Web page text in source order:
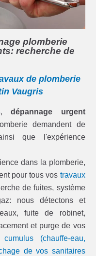
plomberie
recherche de
de plomberie
Vaugris
,dépannage urgent
demandent de
que l'expérience
dans la plomberie,
pour tous vos travaux
de fuites, système
nous détectons et
fuite de robinet,
et purge de vos
(chauffe-eau,
de vos sanitaires